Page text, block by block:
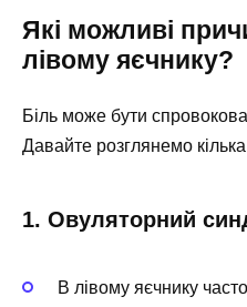
Які можливі
лівому яєчнику?
Біль може бути
Давайте розглянемо
1. Овуляторний
В лівому яєчнику